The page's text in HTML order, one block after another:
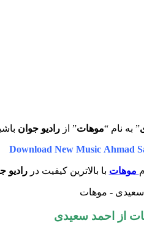
” به نام “موهات” ازرادیو جوان
Download New Music Ahmad
موهات با بالاترین کیفیت دررادیو
از احمد سعیدی